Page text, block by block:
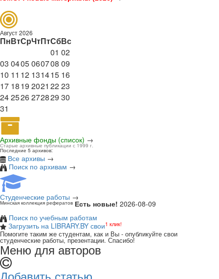
Август 2026
ПнВтСрЧтПтСбВс
01 02
03 0405060708 09
10 11 12 131415 16
17 1819 2021 2223
242526272829 30
31
Архивные фонды (список) →
Старые архивные публикации с 1999 г.
Последние 5 архивов:
Все архивы →
Поиск по архивам →
Студенческие работы →
Минская коллекция рефератов Есть новые! 2026-08-09
Поиск по учебным работам
Загрузить на LIBRARY.BY свои1 клик!
Помогите таким же студентам, как и Вы - опубликуйте свои
студенческие работы, презентации. Спасибо!
Меню для авторов